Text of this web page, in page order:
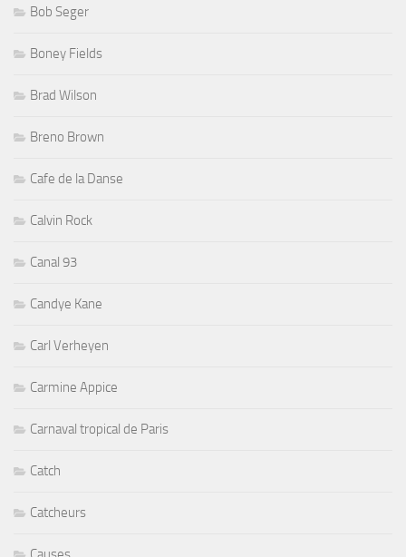
Bob Seger
Boney Fields
Brad Wilson
Breno Brown
Cafe de la Danse
Calvin Rock
Canal 93
Candye Kane
Carl Verheyen
Carmine Appice
Carnaval tropical de Paris
Catch
Catcheurs